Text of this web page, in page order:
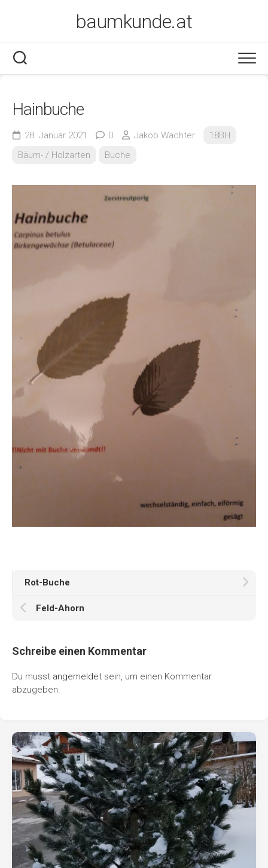
baumkunde.at
Hainbuche
28. Januar 2021 0 Jakob Wächter
18BH
Bäum- / Holzarten
Buche
Rot-Buche
Feld-Ahorn
Schreibe einen Kommentar
Du musst angemeldet sein, um einen Kommentar
abzugeben.